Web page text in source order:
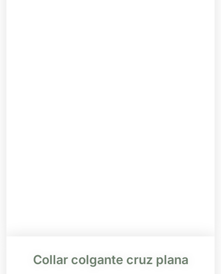
Collar colgante cruz plana